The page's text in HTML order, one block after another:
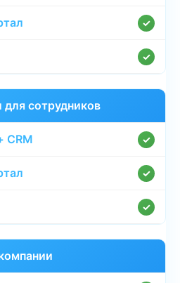
✓
✓
для сотрудников
✓
✓
✓